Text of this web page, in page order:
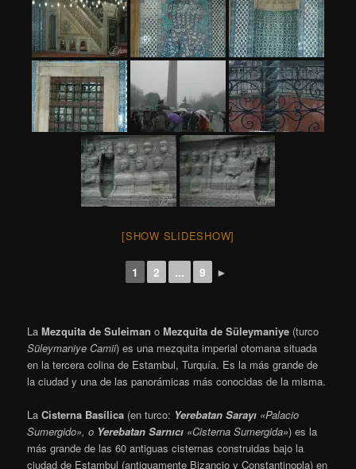
[SHOW SLIDESHOW]
1 2 ... 9 ►
LaMezquita de Suleiman oMezquita de Süleymaniye (turco
Süleymaniye Camii) es una mezquita imperial otomana situada
en la tercera colina de Estambul, Turquía. Es la más grande de
la ciudad y una de las panorámicas más conocidas de la misma.
LaCisterna Basílica (en turco: Yerebatan Sarayı «Palacio
Sumergido», o Yerebatan Sarnıcı «Cisterna Sumergida») es la
más grande de las 60 antiguas cisternas construidas bajo la
ciudad de Estambul (antiguamente Bizancio y Constantinopla) en